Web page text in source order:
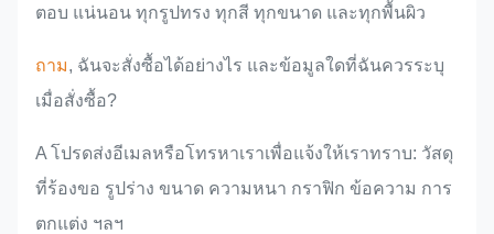
ตอบ แน่นอน ทุกรูปทรง ทุกสี ทุกขนาด และทุกพื้นผิว
ถาม, ฉันจะสั่งซื้อได้อย่างไร และข้อมูลใดที่ฉันควรระบุ
เมื่อสั่งซื้อ?
A โปรดส่งอีเมลหรือโทรหาเราเพื่อแจ้งให้เราทราบ: วัสดุ
ที่ร้องขอ รูปร่าง ขนาด ความหนา กราฟิก ข้อความ การ
ตกแต่ง ฯลฯ